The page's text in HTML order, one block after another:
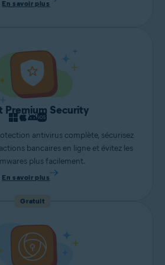
En savoir plus
Premium Security
antivirus complète, sécurisez
bancaires en ligne et évitez les
plus facilement.
En savoir plus
Gratuit